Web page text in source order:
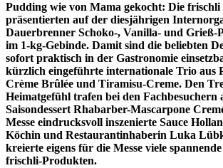
Pudding wie von Mama gekocht: Die
präsentierten auf der diesjährigen
Dauerbrenner Schoko-, Vanilla- und Grieß-
im 1-kg-Gebinde. Damit sind die beliebten
sofort praktisch in der Gastronomie
kürzlich eingeführte internationale Trio aus
Crème Brûlée und Tiramisu-Creme. Den
Heimatgefühl trafen bei den Fachbesuchern
Saisondessert Rhabarber-Mascarpone
Messe eindrucksvoll inszenierte Sauce
Köchin und Restaurantinhaberin Luka
kreierte eigens für die Messe viele
frischli-Produkten.